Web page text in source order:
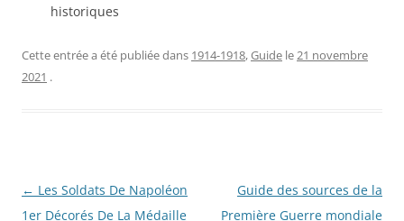
historiques
Cette entrée a été publiée dans 1914-1918,Guide le21 novembre
2021 .
Navigation
des
← Les Soldats De Napoléon
1er Décorés De La Médaille
Guide des sources de la
Première Guerre mondiale